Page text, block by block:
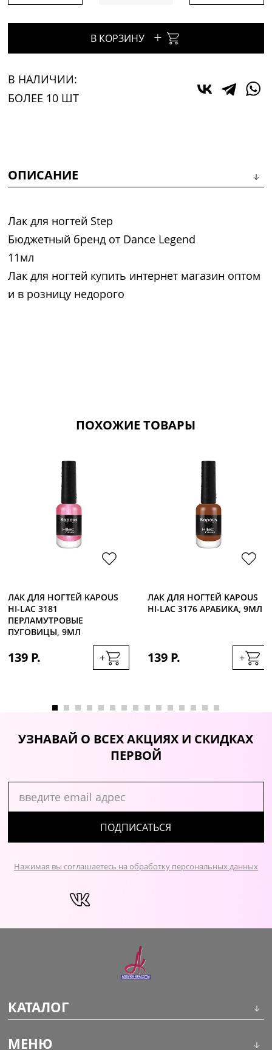
В КОРЗИНУ +
В НАЛИЧИИ:
БОЛЕЕ 10 ШТ
ОПИСАНИЕ
Лак для ногтей Step
Бюджетный бренд от Dance Legend
11мл
Лак для ногтей купить интернет магазин оптом
и в розницу недорого
ПОХОЖИЕ ТОВАРЫ
ЛАК ДЛЯ НОГТЕЙ KAPOUS
HI-LAC 3181
ПЕРЛАМУТРОВЫЕ
ПУГОВИЦЫ, 9МЛ
139 Р. +
ЛАК ДЛЯ НОГТЕЙ KAPOUS
HI-LAC 3176 АРАБИКА, 9МЛ
139 Р. +
УЗНАВАЙ О ВСЕХ АКЦИЯХ И СКИДКАХ
ПЕРВОЙ
ПОДПИСАТЬСЯ
Нажимая вы соглашаетесь на обработку персональных данных
КАТАЛОГ
МЕНЮ